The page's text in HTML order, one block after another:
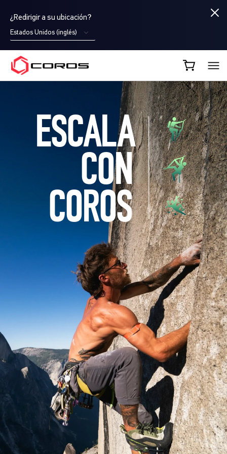
¿Redirigir a su ubicación?
Estados Unidos (inglés)
COROS ES
ESCALA
CON
COROS